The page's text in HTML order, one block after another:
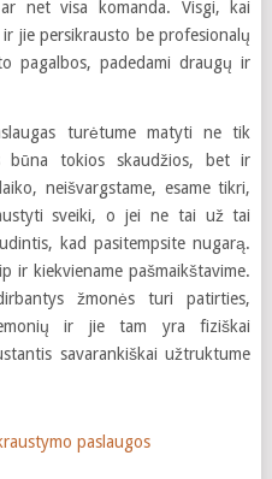
net visa komanda. Visgi, kai
jie persikrausto be profesionalų
pagalbos, padedami draugų ir
turėtume matyti ne tik
būna tokios skaudžios, bet ir
neišvargstame, esame tikri,
sveiki, o jei ne tai už tai
kad pasitempsite nugarą.
ir kiekviename pašmaikštavime.
žmonės turi patirties,
ir jie tam yra fiziškai
savarankiškai užtruktume
paslaugos